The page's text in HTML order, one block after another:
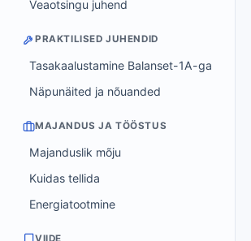
Veaotsingu juhend
PRAKTILISED JUHENDID
Tasakaalustamine Balanset-1A-ga
Näpunäited ja nõuanded
MAJANDUS JA TÖÖSTUS
Majanduslik mõju
Kuidas tellida
Energiatootmine
VIIDE